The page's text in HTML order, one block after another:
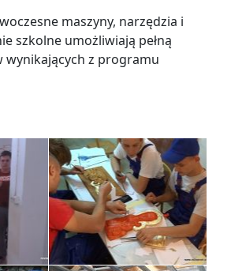
maszyny, narzędzia i
szkolne umożliwiają pełną
wynikających z programu